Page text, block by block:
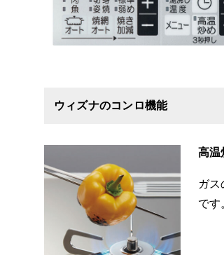
ウィズナのコンロ機能
高温
ガ
です